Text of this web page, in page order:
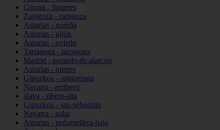
Girona - figueres
Zaragoza - zaragoza
Asturias - noreña
Asturias - gijón
Asturias - oviedo
Tarragona - tarragona
Madrid - pozuelo-de-alarcón
Asturias - mieres
Gipuzkoa - astigarraga
Navarra - erriberri
álava - ribera-alta
Gipuzkoa - san-sebastián
Navarra - galar
Asturias - peñamellera-baja